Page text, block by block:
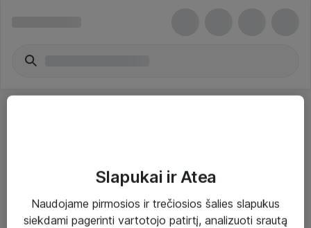
Paslaugos
Slapukai ir Atea
Naudojame pirmosios ir trečiosios šalies slapukus
siekdami pagerinti vartotojo patirtį, analizuoti srautą